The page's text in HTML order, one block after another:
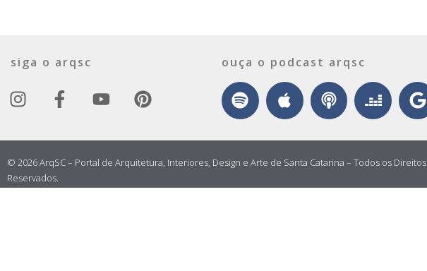
siga o arqsc ouça o podcast arqsc
© 2026 ArqSC – Portal de Arquitetura, Interiores, Design e Arte de Santa Catarina – Todos os Direitos
Reservados.